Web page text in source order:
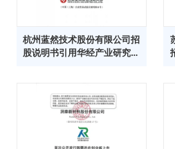
杭州蓝然技术股份有限公司招
股说明书引用华经产业研究院